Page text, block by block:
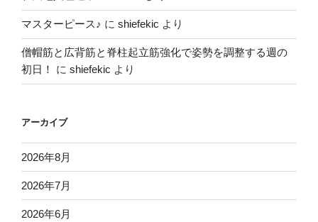
マスターピース♪ に shiefekic より
僧帽筋と広背筋と脊柱起立筋強化で姿勢を調整する週の
初日！
に shiefekic より
アーカイブ
2026年8月
2026年7月
2026年6月